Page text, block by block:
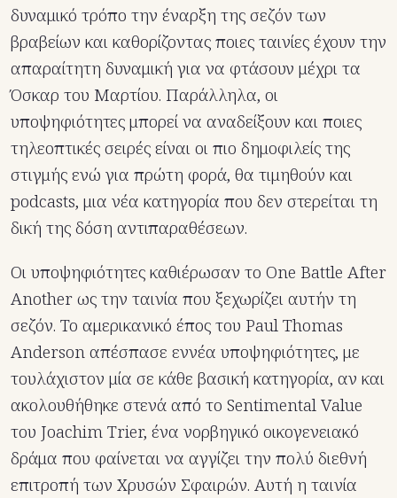
δυναμικό τρόπο την έναρξη της σεζόν των
βραβείων και καθορίζοντας ποιες ταινίες έχουν την
απαραίτητη δυναμική για να φτάσουν μέχρι τα
Όσκαρ του Μαρτίου. Παράλληλα, οι
υποψηφιότητες μπορεί να αναδείξουν και ποιες
τηλεοπτικές σειρές είναι οι πιο δημοφιλείς της
στιγμής ενώ για πρώτη φορά, θα τιμηθούν και
podcasts, μια νέα κατηγορία που δεν στερείται τη
δική της δόση αντιπαραθέσεων.
Οι υποψηφιότητες καθιέρωσαν το One Battle After
Another ως την ταινία που ξεχωρίζει αυτήν τη
σεζόν. Το αμερικανικό έπος του Paul Thomas
Anderson απέσπασε εννέα υποψηφιότητες, με
τουλάχιστον μία σε κάθε βασική κατηγορία, αν και
ακολουθήθηκε στενά από το Sentimental Value
του Joachim Trier, ένα νορβηγικό οικογενειακό
δράμα που φαίνεται να αγγίζει την πολύ διεθνή
επιτροπή των Χρυσών Σφαιρών. Αυτή η ταινία